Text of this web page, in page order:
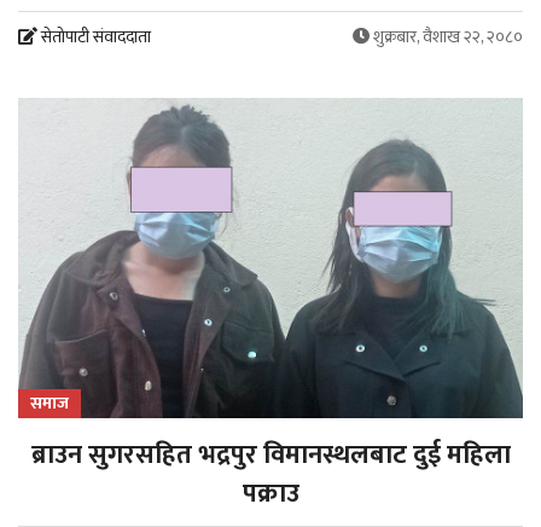
सेतोपाटी संवाददाता शुक्रबार, वैशाख २२, २०८०
समाज
ब्राउन सुगरसहित भद्रपुर विमानस्थलबाट दुई महिला
पक्राउ